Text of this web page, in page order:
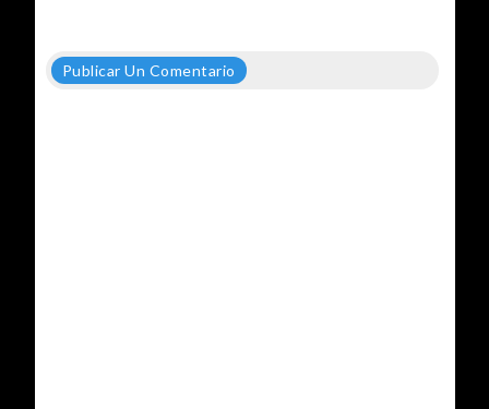
Publicar Un Comentario